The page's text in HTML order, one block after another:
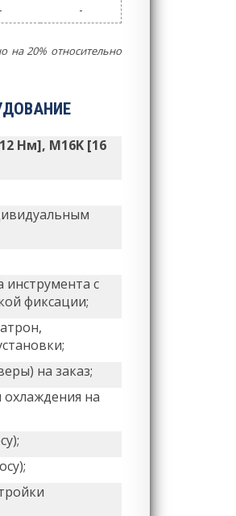
- -
20% относительно
Нм], M16K [16
инструмента с
фиксации;
на заказ;
охлаждения на